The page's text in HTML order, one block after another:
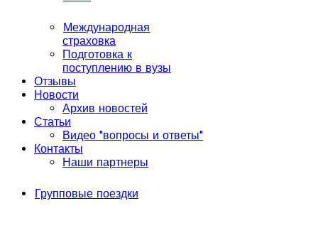
Международная
страховка
Подготовка к
поступлению в вузы
Отзывы
Новости
Архив новостей
Статьи
Видео "вопросы и ответы"
Контакты
Наши партнеры
Групповые поездки